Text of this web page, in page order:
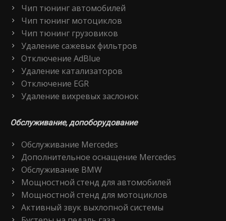
Чип тюнинг автомобилей
Чип тюнинг мотоциклов
Чип тюнинг грузовиков
Удаление сажевых фильтров
Отключение AdBlue
Удаление катализаторов
Отключение EGR
Удаление вихревых заслонок
Обслуживание, допоборудование
Обслуживание Mercedes
Дополнительное оснащение Mercedes
Обслуживание BMW
Мощностной стенд для автомобилей
Мощностной стенд для мотоциклов
Активный звук выхлопной системы